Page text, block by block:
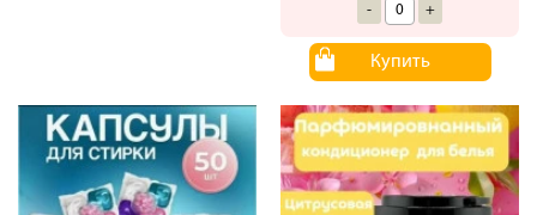
- +
Купить